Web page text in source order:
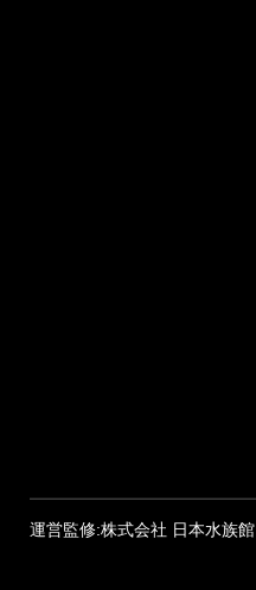
運営監修:株式会社 日本水族館